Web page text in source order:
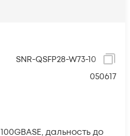
SNR-QSFP28-W73-10
050617
дальность до